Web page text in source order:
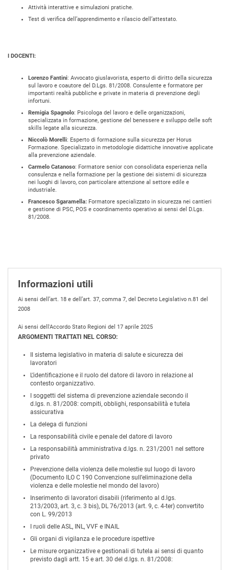
Attività interattive e simulazioni pratiche.
Test di verifica dell’apprendimento e rilascio dell’attestato.
I DOCENTI:
Lorenzo Fantini: Avvocato giuslavorista, esperto di diritto della sicurezza
sul lavoro e coautore del D.Lgs. 81/2008. Consulente e formatore per
importanti realtà pubbliche e private in materia di prevenzione degli
infortuni.
Remigia Spagnolo: Psicologa del lavoro e delle organizzazioni,
specializzata in formazione, gestione del benessere e sviluppo delle soft
skills legate alla sicurezza.
Niccolò Morelli: Esperto di formazione sulla sicurezza per Horus
Formazione. Specializzato in metodologie didattiche innovative applicate
alla prevenzione aziendale.
Carmelo Catanoso: Formatore senior con consolidata esperienza nella
consulenza e nella formazione per la gestione dei sistemi di sicurezza
nei luoghi di lavoro, con particolare attenzione al settore edile e
industriale.
Francesco Sgaramella: Formatore specializzato in sicurezza nei cantieri
e gestione di PSC, POS e coordinamento operativo ai sensi del D.Lgs.
81/2008.
Informazioni utili
Ai sensi dell’art. 18 e dell’art. 37, comma 7, del Decreto Legislativo n.81 del
2008
Ai sensi dell'Accordo Stato Regioni del 17 aprile 2025
ARGOMENTI TRATTATI NEL CORSO:
Il sistema legislativo in materia di salute e sicurezza dei
lavoratori
L’identificazione e il ruolo del datore di lavoro in relazione al
contesto organizzativo.
I soggetti del sistema di prevenzione aziendale secondo il
d.lgs. n. 81/2008: compiti, obblighi, responsabilità e tutela
assicurativa
La delega di funzioni
La responsabilità civile e penale del datore di lavoro
La responsabilità amministrativa d.lgs. n. 231/2001 nel settore
privato
Prevenzione della violenza delle molestie sul luogo di lavoro
(Documento ILO C 190 Convenzione sull’eliminazione della
violenza e delle molestie nel mondo del lavoro)
Inserimento di lavoratori disabili (riferimento al d.lgs.
213/2003, art. 3, c. 3 bis), DL 76/2013 (art. 9, c. 4-ter) convertito
con L. 99/2013
I ruoli delle ASL, INL, VVF e INAIL
Gli organi di vigilanza e le procedure ispettive
Le misure organizzative e gestionali di tutela ai sensi di quanto
previsto dagli artt. 15 e art. 30 del d.lgs. n. 81/2008: